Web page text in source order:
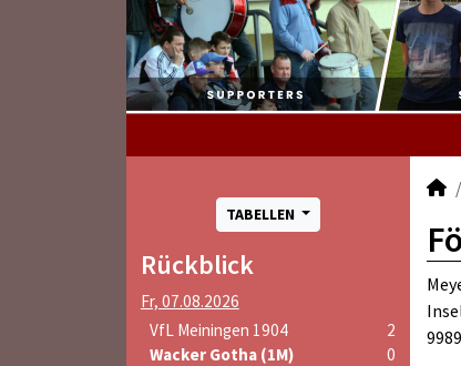
TABELLEN
Rückblick
Fr, 07.08.2026
VfL Meiningen 1904
2
Wacker Gotha (1M)
0